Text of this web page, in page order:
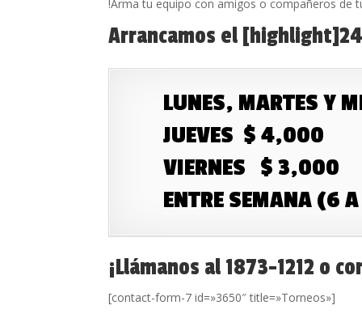
!Arma tu equipo con amigos o compañeros de
Arrancamos el
LUNES, MARTES Y
JUEVES $ 4,000
VIERNES $ 3,000
ENTRE SEMANA (6
¡Llámanos al 1873-1212 o
[contact-form-7 id=»3650″ title=»Torneos»]